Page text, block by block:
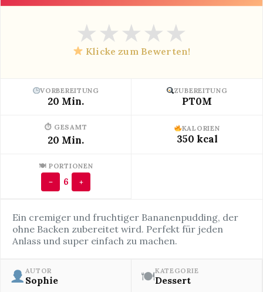
★★★★★
Klicke zum Bewerten!
VORBEREITUNG
20 Min.
ZUBEREITUNG
PT0M
⏱ GESAMT
20 Min.
KALORIEN
350 kcal
🍽 PORTIONEN
− 6 +
Ein cremiger und fruchtiger Bananenpudding, der
ohne Backen zubereitet wird. Perfekt für jeden
Anlass und super einfach zu machen.
AUTOR
Sophie 🍽KATEGORIE
Dessert